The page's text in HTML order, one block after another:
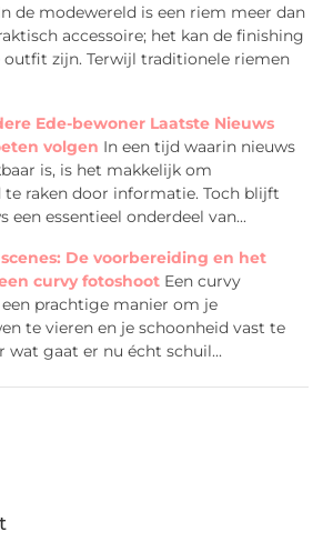
de modewereld is een riem meer dan
accessoire; het kan de finishing
outfit zijn. Terwijl traditionele riemen
Ede-bewoner Laatste Nieuws
volgen In een tijd waarin nieuws
is, is het makkelijk om
raken door informatie. Toch blijft
een essentieel onderdeel van...
De voorbereiding en het
curvy fotoshoot Een curvy
prachtige manier om je
te vieren en je schoonheid vast te
wat gaat er nu écht schuil...